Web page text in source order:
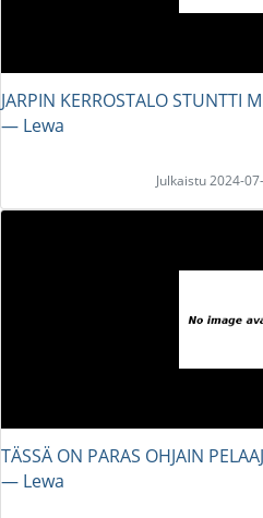
JARPIN KERROSTALO STUNTTI
― Lewa
Julkaistu 2024-
TÄSSÄ ON PARAS OHJAIN
― Lewa